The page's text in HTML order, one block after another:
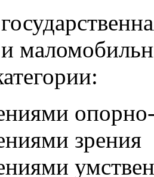
опорно-
зрения